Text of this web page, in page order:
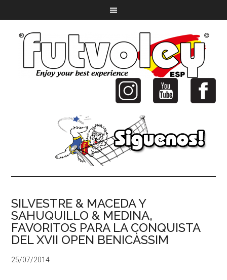
SILVESTRE & MACEDA Y
SAHUQUILLO & MEDINA,
FAVORITOS PARA LA CONQUISTA
DEL XVII OPEN BENICÀSSIM
25/07/2014